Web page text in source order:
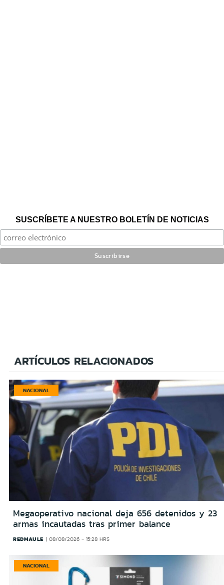
SUSCRÍBETE A NUESTRO BOLETÍN DE NOTICIAS
ARTÍCULOS RELACIONADOS
NACIONAL
Megaoperativo nacional deja 656 detenidos y 23
armas incautadas tras primer balance
REDMAULE 08/08/2026 - 15:28 HRS
NACIONAL